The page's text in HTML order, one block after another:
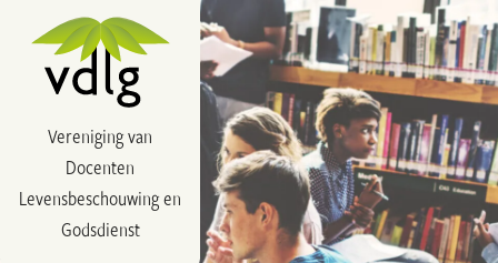
Vereniging van
Docenten
Levensbeschouwing en
Godsdienst